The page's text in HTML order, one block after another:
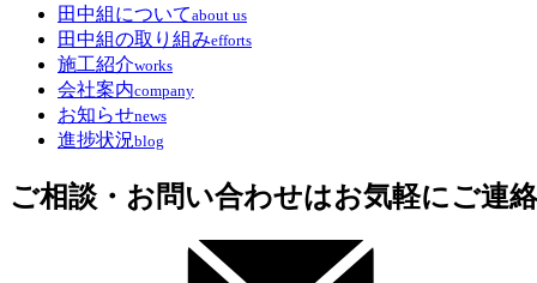
田中組についてabout us
田中組の取り組みefforts
施工紹介works
会社案内company
お知らせnews
進捗状況blog
ご相談・お問い合わせはお気軽にご連